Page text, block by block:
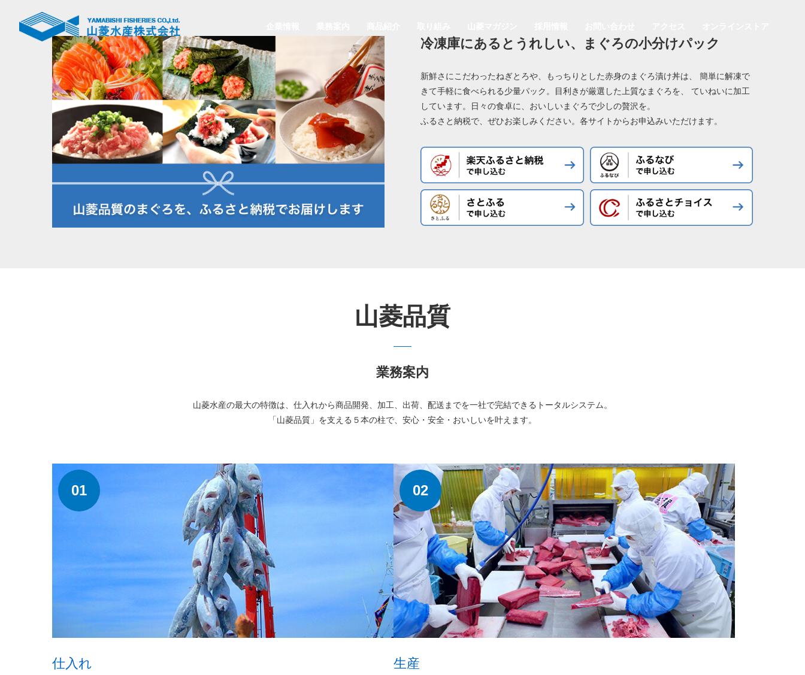
冷凍庫にあるとうれしい、まぐろの小分けパック
新鮮さにこだわったねぎとろや、もっちりとした赤身のまぐろ漬け丼は、 簡単に解凍で
きて手軽に食べられる少量パック。目利きが厳選した上質なまぐろを、 ていねいに加工
しています。日々の食卓に、おいしいまぐろで少しの贅沢を。
ふるさと納税で、ぜひお楽しみください。各サイトからお申込みいただけます。
山菱品質
業務案内
山菱水産の最大の特徴は、仕入れから商品開発、加工、出荷、配送までを一社で完結できるトータルシステム。
「山菱品質」を支える５本の柱で、安心・安全・おいしいを叶えます。
01
仕入れ
02
生産